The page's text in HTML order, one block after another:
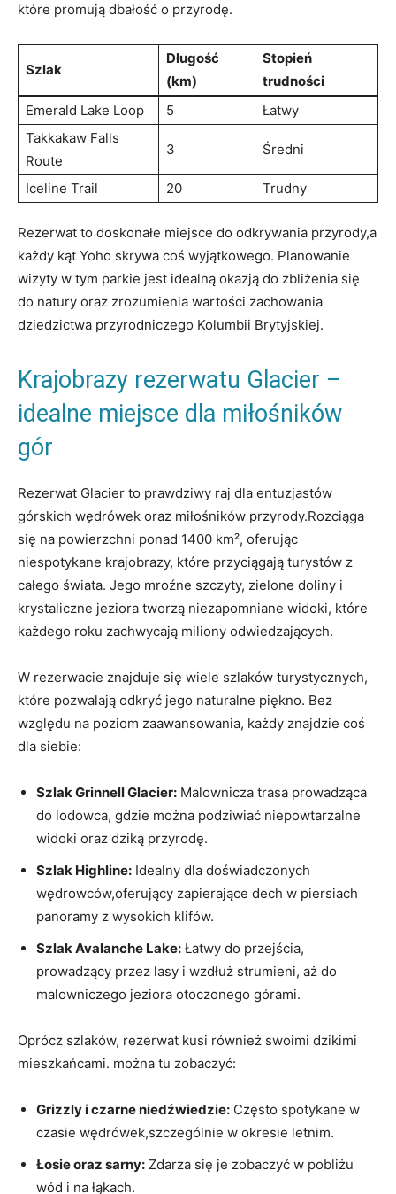
które promują dbałość o przyrodę.
Szlak
Długość
(km)
Stopień
trudności
Emerald Lake Loop
5
Łatwy
Takkakaw Falls
Route
3 Średni
Iceline Trail 20 Trudny
Rezerwat to doskonałe miejsce do odkrywania przyrody,a
każdy kąt Yoho skrywa coś wyjątkowego. Planowanie
wizyty w tym parkie jest idealną okazją do zbliżenia się
do natury oraz zrozumienia wartości zachowania
dziedzictwa przyrodniczego Kolumbii Brytyjskiej.
Krajobrazy rezerwatu Glacier –
idealne miejsce dla miłośników
gór
Rezerwat Glacier to prawdziwy raj dla entuzjastów
górskich wędrówek oraz miłośników przyrody.Rozciąga
się na powierzchni ponad 1400 km², oferując
niespotykane krajobrazy, które przyciągają turystów z
całego świata. Jego mroźne szczyty, zielone doliny i
krystaliczne jeziora tworzą niezapomniane widoki, które
każdego roku zachwycają miliony odwiedzających.
W rezerwacie znajduje się wiele szlaków turystycznych,
które pozwalają odkryć jego naturalne piękno. Bez
względu na poziom zaawansowania, każdy znajdzie coś
dla siebie:
Szlak Grinnell Glacier: Malownicza trasa prowadząca
do lodowca, gdzie można podziwiać niepowtarzalne
widoki oraz dziką przyrodę.
Szlak Highline: Idealny dla doświadczonych
wędrowców,oferujący zapierające dech w piersiach
panoramy z wysokich klifów.
Szlak Avalanche Lake: Łatwy do przejścia,
prowadzący przez lasy i wzdłuż strumieni, aż do
malowniczego jeziora otoczonego górami.
Oprócz szlaków, rezerwat kusi również swoimi dzikimi
mieszkańcami. można tu zobaczyć:
Grizzly i czarne niedźwiedzie: Często spotykane w
czasie wędrówek,szczególnie w okresie letnim.
Łosie oraz sarny: Zdarza się je zobaczyć w pobliżu
wód i na łąkach.